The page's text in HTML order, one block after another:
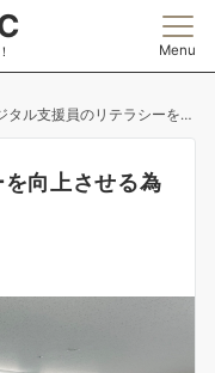
Menu
ル支援員のリテラシーを向上させる為のセミナー
向上させる為